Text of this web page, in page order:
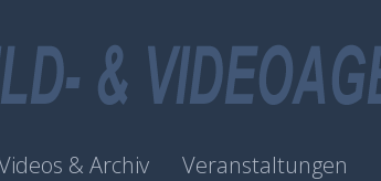
& Archiv Veranstaltungen